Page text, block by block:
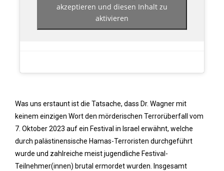
akzeptieren und diesen Inhalt zu
aktivieren
Was uns erstaunt ist die Tatsache, dass Dr. Wagner mit
keinem einzigen Wort den mörderischen Terrorüberfall vom
7. Oktober 2023 auf ein Festival in Israel erwähnt, welche
durch palästinensische Hamas-Terroristen durchgeführt
wurde und zahlreiche meist jugendliche Festival-
Teilnehmer(innen) brutal ermordet wurden. Insgesamt